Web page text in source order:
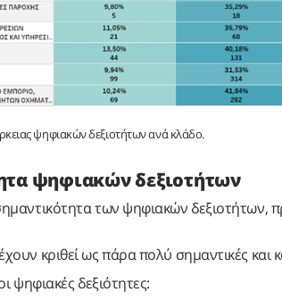
ψηφιακών δεξιοτήτων ανά κλάδο.
ψηφιακών δεξιοτήτων
των ψηφιακών δεξιοτήτων,
κριθεί ως πάρα πολύ σημαντικές και
ψηφιακές δεξιότητες: